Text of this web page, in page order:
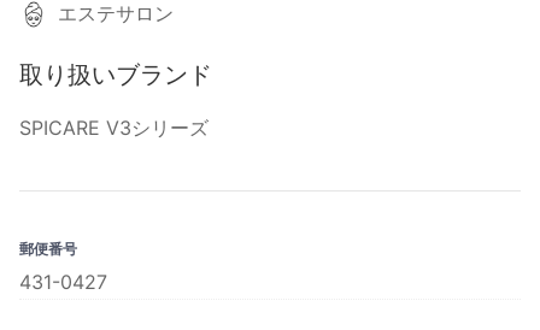
エステサロン
取り扱いブランド
SPICARE V3シリーズ
郵便番号
431-0427